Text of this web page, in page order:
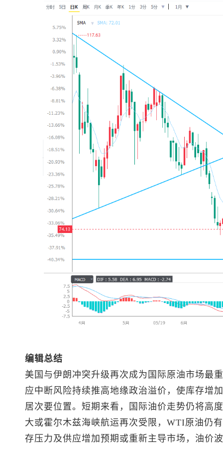
编辑总结
美国与伊朗冲突升级再次成为国际原油市场最
应中断风险持续推高地缘政治溢价，使库存增
居次要位置。短期来看，国际油价走势仍将高
大或霍尔木兹海峡航运再次受限，WTI原油仍
存压力及供应增加预期或重新主导市场，油价